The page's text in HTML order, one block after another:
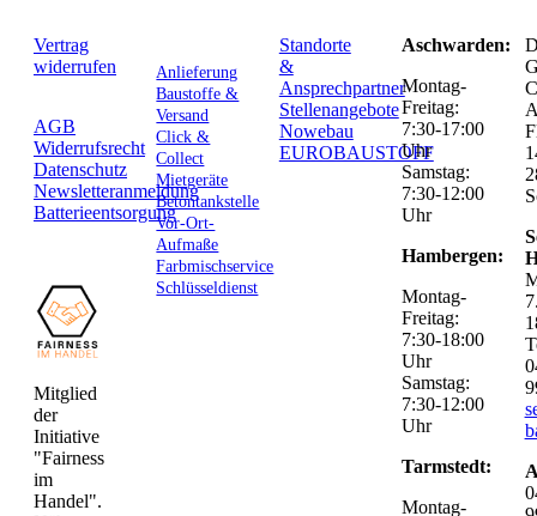
Vertrag
widerrufen
AGB
Widerrufsrecht
Datenschutz
Newsletteranmeldung
Batterieentsorgung
Mitglied
der
Initiative
"Fairness
im
Handel".
Anlieferung
Baustoffe &
Versand
Click &
Collect
Mietgeräte
Betontankstelle
Vor-Ort-
Aufmaße
Farbmischservice
Schlüsseldienst
Standorte
&
Ansprechpartner
Stellenangebote
Nowebau
EUROBAUSTOFF
Aschwarden:
Montag-
Freitag:
7:30-17:00
Uhr
Samstag:
7:30-12:00
Uhr
Hambergen:
Montag-
Freitag:
7:30-18:00
Uhr
Samstag:
7:30-12:00
Uhr
Tarmstedt:
Montag-